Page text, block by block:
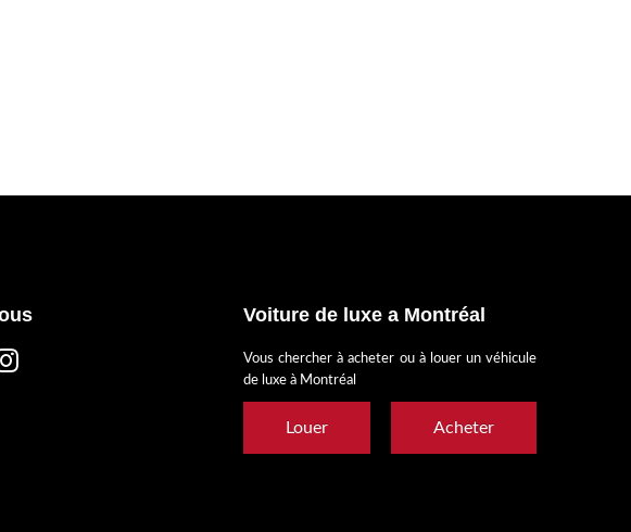
Voiture de luxe a Montréal
Vous chercher à acheter ou à louer un véhicule
de luxe à Montréal
Louer Acheter